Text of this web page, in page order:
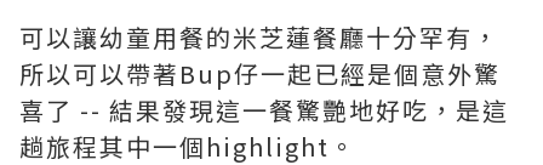
可以讓幼童用餐的米芝蓮餐廳十分罕有，
所以可以帶著Bup仔一起已經是個意外驚
喜了 -- 結果發現這一餐驚艷地好吃，是這
趟旅程其中一個highlight。